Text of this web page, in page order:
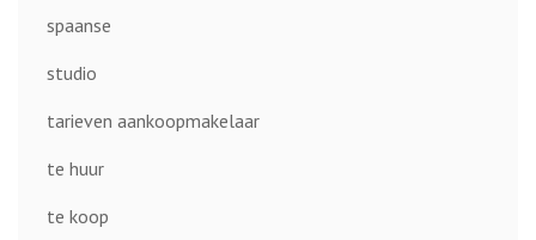
spaanse
studio
tarieven aankoopmakelaar
te huur
te koop